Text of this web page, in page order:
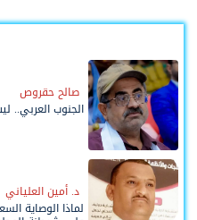
صالح حقروص
الجنوب العربي..
د. أمين العلياني
لماذا الوصاية